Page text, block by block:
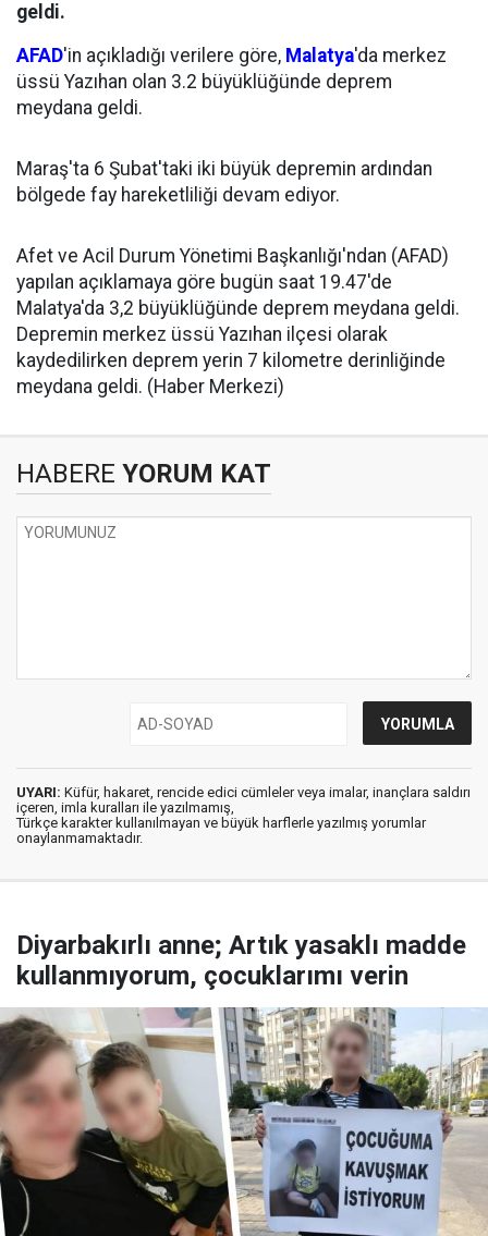
geldi.
AFAD'in açıkladığı verilere göre, Malatya'da merkez
üssü Yazıhan olan 3.2 büyüklüğünde deprem
meydana geldi.
Maraş'ta 6 Şubat'taki iki büyük depremin ardından
bölgede fay hareketliliği devam ediyor.
Afet ve Acil Durum Yönetimi Başkanlığı'ndan (AFAD)
yapılan açıklamaya göre bugün saat 19.47'de
Malatya'da 3,2 büyüklüğünde deprem meydana geldi.
Depremin merkez üssü Yazıhan ilçesi olarak
kaydedilirken deprem yerin 7 kilometre derinliğinde
meydana geldi. (Haber Merkezi)
HABERE YORUM KAT
UYARI: Küfür, hakaret, rencide edici cümleler veya imalar, inançlara saldırı
içeren, imla kuralları ile yazılmamış,
Türkçe karakter kullanılmayan ve büyük harflerle yazılmış yorumlar
onaylanmamaktadır.
Diyarbakırlı anne; Artık yasaklı madde
kullanmıyorum, çocuklarımı verin